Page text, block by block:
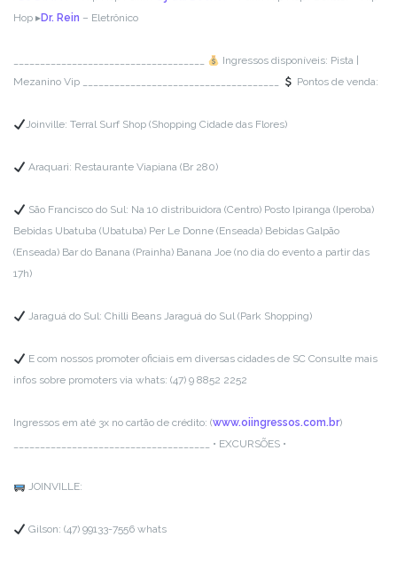
Hop ▸Dr. Rein – Eletrônico
Ingressos disponíveis: Pista |
Mezanino Vip
Pontos de venda:
Joinville: Terral Surf Shop (Shopping Cidade das Flores)
Araquari: Restaurante Viapiana (Br 280)
São Francisco do Sul: Na 10 distribuidora (Centro)Posto Ipiranga (Iperoba)
Bebidas Ubatuba (Ubatuba) Per Le Donne (Enseada) Bebidas Galpão
(Enseada) Bar do Banana (Prainha) Banana Joe (no dia do evento a partir das
17h)
Jaraguá do Sul: Chilli Beans Jaraguá do Sul (Park Shopping)
E com nossos promoter oficiais em diversas cidades de SC Consulte mais
infos sobre promoters via whats: (47) 9 8852 2252
Ingressos em até 3x no cartão de crédito: (www.oiingressos.com.br)
• EXCURSÕES •
JOINVILLE:
Gilson: (47) 99133-7556 whats